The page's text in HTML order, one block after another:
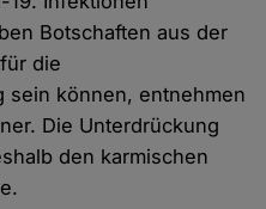
Botschaften aus der
die
sein können, entnehmen
Die Unterdrückung
den karmischen